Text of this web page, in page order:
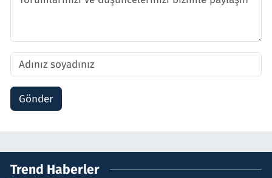
Gönder
Trend Haberler